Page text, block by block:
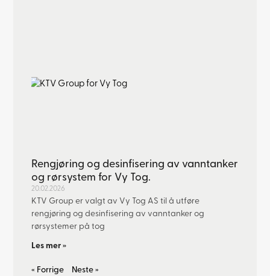
Rengjøring og desinfisering av vanntanker
og rørsystem for Vy Tog.
20.02.2026
KTV Group er valgt av Vy Tog AS til å utføre
rengjøring og desinfisering av vanntanker og
rørsystemer på tog
Les mer »
« Forrige Neste »